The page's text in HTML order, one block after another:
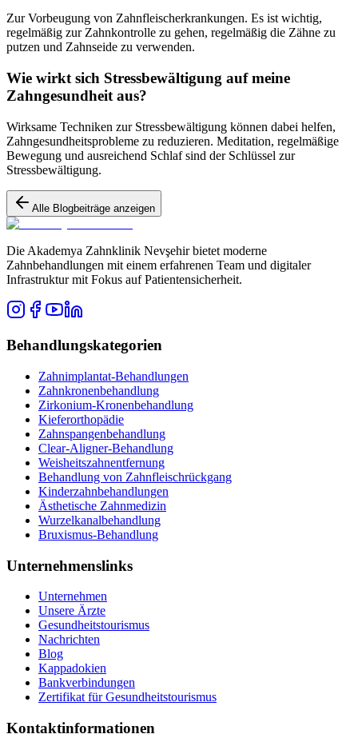
Zur Vorbeugung von Zahnfleischerkrankungen. Es ist wichtig,
regelmäßig zur Zahnkontrolle zu gehen, regelmäßig die Zähne zu
putzen und Zahnseide zu verwenden.
Wie wirkt sich Stressbewältigung auf meine
Zahngesundheit aus?
Wirksame Techniken zur Stressbewältigung können dabei helfen,
Zahngesundheitsprobleme zu reduzieren. Meditation, regelmäßige
Bewegung und ausreichend Schlaf sind der Schlüssel zur
Stressbewältigung.
Alle Blogbeiträge anzeigen
Die Akademya Zahnklinik Nevşehir bietet moderne
Zahnbehandlungen mit einem erfahrenen Team und digitaler
Infrastruktur mit Fokus auf Patientensicherheit.
Behandlungskategorien
Zahnimplantat-Behandlungen
Zahnkronenbehandlung
Zirkonium-Kronenbehandlung
Kieferorthopädie
Zahnspangenbehandlung
Clear-Aligner-Behandlung
Weisheitszahnentfernung
Behandlung von Zahnfleischrückgang
Kinderzahnbehandlungen
Ästhetische Zahnmedizin
Wurzelkanalbehandlung
Bruxismus-Behandlung
Unternehmenslinks
Unternehmen
Unsere Ärzte
Gesundheitstourismus
Nachrichten
Blog
Kappadokien
Bankverbindungen
Zertifikat für Gesundheitstourismus
Kontaktinformationen